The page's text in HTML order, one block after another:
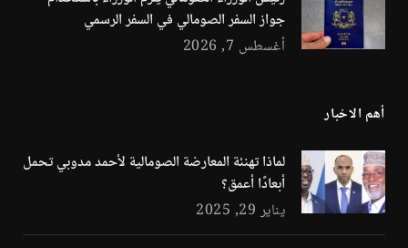
جواز السفر الصومالي في السفر الرسمي
أغسطس 7, 2026
أهم الاخبار
لماذا تهنئة المعارضة الصومالية لأحمد مدوبي تحمل
أبعادًا أعمق؟
يناير 29, 2025